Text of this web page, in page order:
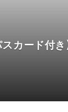
スカード付